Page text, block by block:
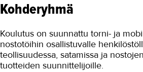
Kohderyhmä
Koulutus on suunnattu torni- ja
nostotöihin osallistuvalle
teollisuudessa, satamissa ja
tuotteiden suunnittelijoille.